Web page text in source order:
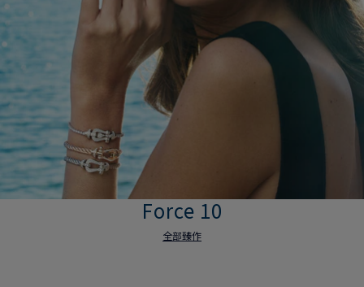
Force 10
全部臻作